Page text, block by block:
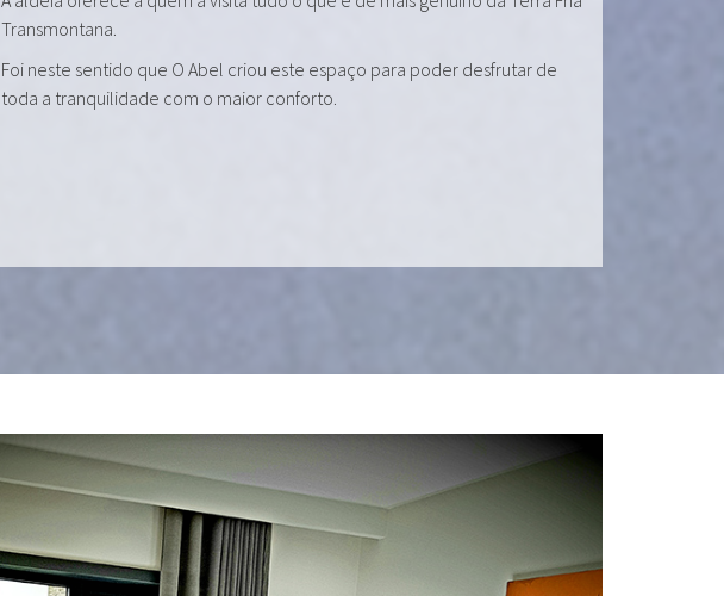
Transmontana.
Foi neste sentido que O Abel criou este espaço para poder desfrutar de
toda a tranquilidade com o maior conforto.